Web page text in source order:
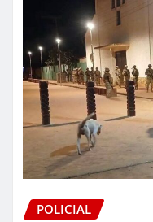
POLICIAL